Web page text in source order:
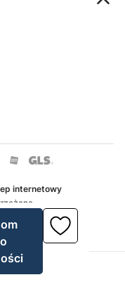
internetowy